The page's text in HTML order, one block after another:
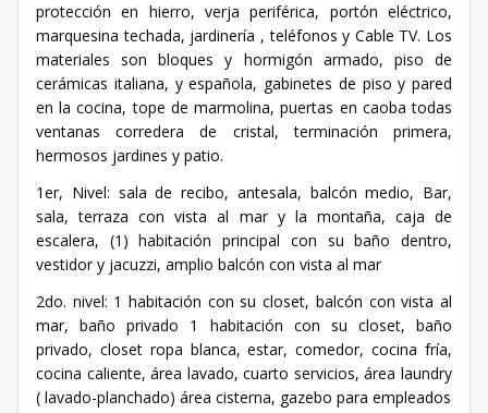
protección en hierro, verja periférica, portón eléctrico,
marquesina techada, jardinería , teléfonos y Cable TV. Los
materiales son bloques y hormigón armado, piso de
cerámicas italiana, y española, gabinetes de piso y pared
en la cocina, tope de marmolina, puertas en caoba todas
ventanas corredera de cristal, terminación primera,
hermosos jardines y patio.
1er, Nivel: sala de recibo, antesala, balcón medio, Bar,
sala, terraza con vista al mar y la montaña, caja de
escalera, (1) habitación principal con su baño dentro,
vestidor y jacuzzi, amplio balcón con vista al mar
2do. nivel: 1 habitación con su closet, balcón con vista al
mar, baño privado 1 habitación con su closet, baño
privado, closet ropa blanca, estar, comedor, cocina fría,
cocina caliente, área lavado, cuarto servicios, área laundry
( lavado-planchado) área cisterna, gazebo para empleados